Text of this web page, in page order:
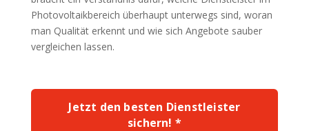
Photovoltaikbereich überhaupt unterwegs sind, woran
man Qualität erkennt und wie sich Angebote sauber
vergleichen lassen.
Jetzt den besten Dienstleister
sichern! *